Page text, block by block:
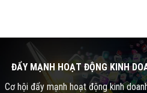
ĐẨY MẠNH HOẠT ĐỘNG KINH
Cơ hội đẩy mạnh hoạt động kinh